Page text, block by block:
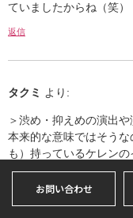
ていましたからね（笑）
返信
タクミ より:
＞渋め・抑えめの演出
本来的な意味ではそう
も）持っているケレン
弱いということも必ず
出演者が登場して、観
だけで見てる側の心が
お問い合わせ